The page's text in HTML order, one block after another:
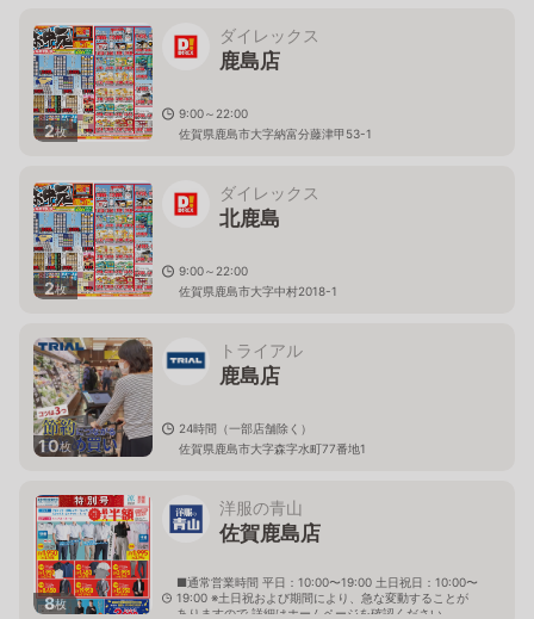
2枚
ダイレックス
鹿島店
9:00～22:00
佐賀県鹿島市大字納富分藤津甲53-1
2枚
ダイレックス
北鹿島
9:00～22:00
佐賀県鹿島市大字中村2018-1
10枚
トライアル
鹿島店
24時間（一部店舗除く）
佐賀県鹿島市大字森字水町77番地1
8枚
洋服の青山
佐賀鹿島店
■通常営業時間 平日：10:00〜19:00 土日祝日：10:00〜
19:00 ※土日祝および期間により、急な変動することが
ありますので 詳細はホームページを確認ください